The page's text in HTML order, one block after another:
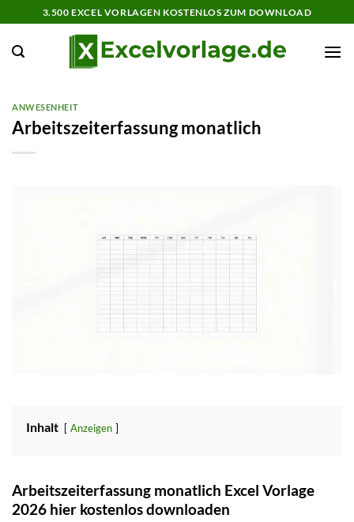
Inhalt
springen
3.500 EXCEL VORLAGEN KOSTENLOS ZUM DOWNLOAD
ANWESENHEIT
Arbeitszeiterfassung monatlich
Inhalt Anzeigen
Arbeitszeiterfassung monatlich Excel Vorlage
2026 hier kostenlos downloaden